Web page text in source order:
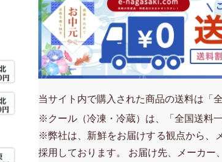
当サイト内で購入された商品の送料は「
※クール（冷凍・冷蔵）は、「全国送料
※弊社は、新鮮をお届けする観点から、
採用しております。 お届け先、メーカー